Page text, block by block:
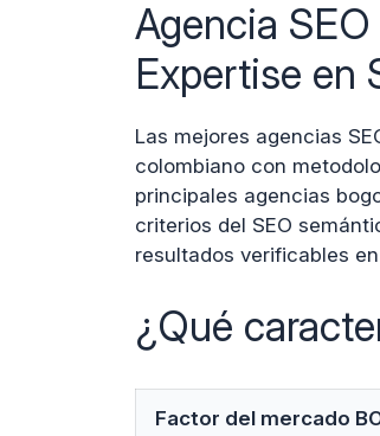
Agencia
Expertise en
Las mejores agencias
colombiano con
principales agencias
criterios del SEO
resultados verificables
¿Qué
Factor del mercado